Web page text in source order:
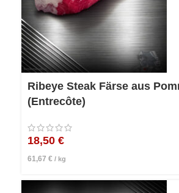
Ribeye Steak Färse aus
(Entrecôte)
18,50 €
61,67 € / kg